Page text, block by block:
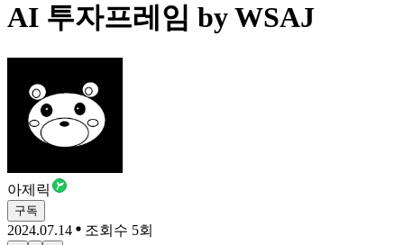
AI 투자프레임 by WSAJ
아제릭
구독
2024.07.14 조회수 5회